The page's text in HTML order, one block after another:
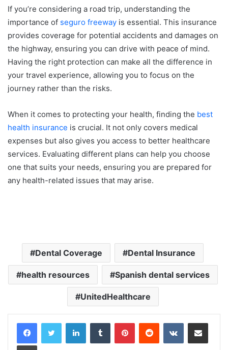
If you’re considering a road trip, understanding the
importance of seguro freeway is essential. This insurance
provides coverage for potential accidents and damages on
the highway, ensuring you can drive with peace of mind.
Having the right protection can make all the difference in
your travel experience, allowing you to focus on the
journey rather than the risks.
When it comes to protecting your health, finding the best
health insurance is crucial. It not only covers medical
expenses but also gives you access to better healthcare
services. Evaluating different plans can help you choose
one that suits your needs, ensuring you are prepared for
any health-related issues that may arise.
Dental Coverage Dental Insurance
health resources Spanish dental services
UnitedHealthcare
LinkedInTumblr PinterestReddit VKontakteShare via Email
Print